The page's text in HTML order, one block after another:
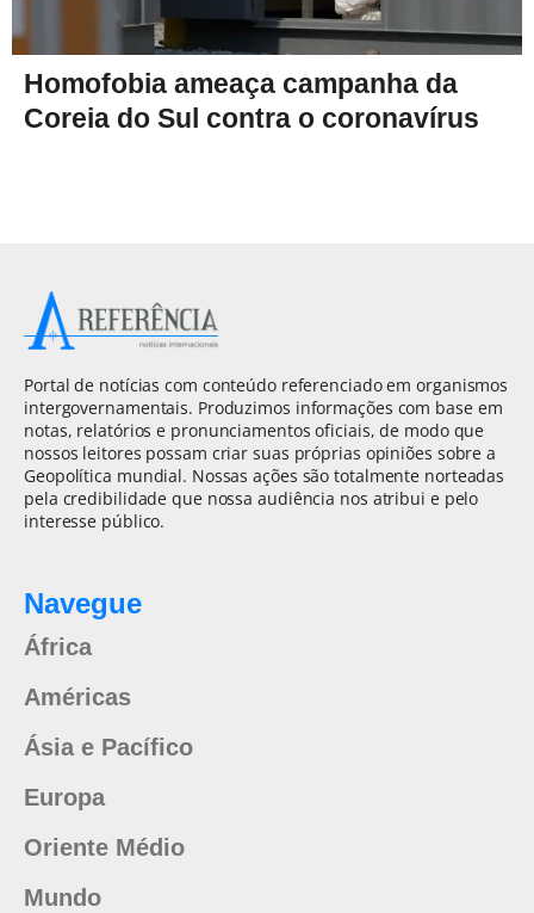
Homofobia ameaça campanha da
Coreia do Sul contra o coronavírus
Portal de notícias com conteúdo referenciado em organismos
intergovernamentais. Produzimos informações com base em
notas, relatórios e pronunciamentos oficiais, de modo que
nossos leitores possam criar suas próprias opiniões sobre a
Geopolítica mundial. Nossas ações são totalmente norteadas
pela credibilidade que nossa audiência nos atribui e pelo
interesse público.
Navegue
África
Américas
Ásia e Pacífico
Europa
Oriente Médio
Mundo